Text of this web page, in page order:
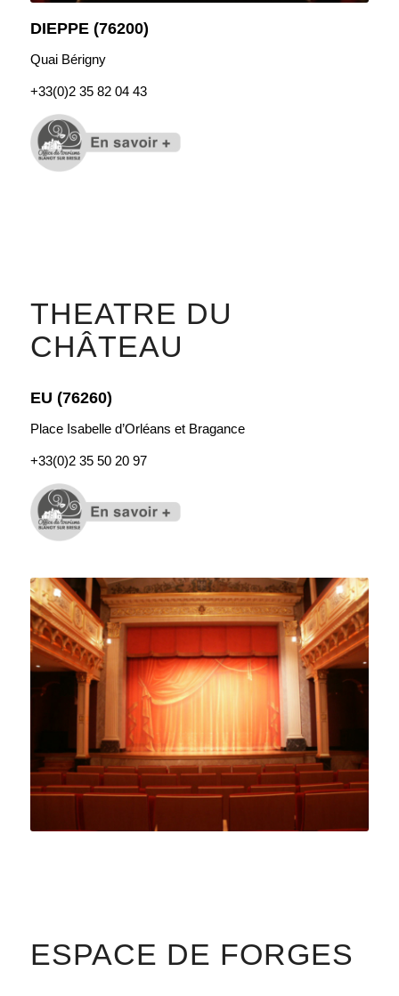
DIEPPE (76200)
Quai Bérigny
+33(0)2 35 82 04 43
THEATRE DU
CHÂTEAU
EU (76260)
Place Isabelle d’Orléans et Bragance
+33(0)2 35 50 20 97
ESPACE DE FORGES